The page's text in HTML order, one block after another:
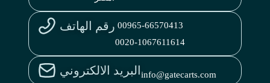
رقم الهاتف 00965-66570413
0020-1067611614
البريد الالكترونيinfo@gatecarts.com